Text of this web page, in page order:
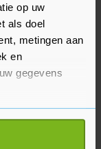
op uw
als doel
metingen aan
en
gegevens